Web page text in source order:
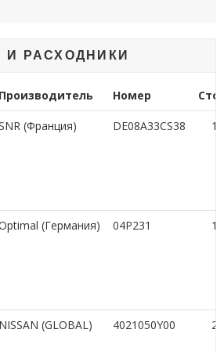
И РАСХОДНИКИ
Производитель Номер
(Франция) DE08A33CS38 1
(Германия) 04P231 1
NISSAN (GLOBAL) 4021050Y00 2